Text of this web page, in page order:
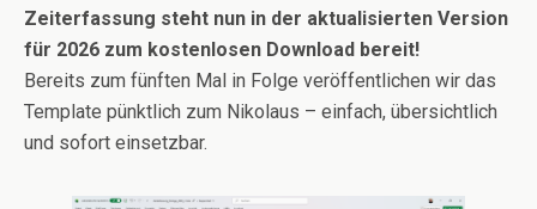
Zeiterfassung steht nun in der aktualisierten Version
für 2026 zum kostenlosen Download bereit!
Bereits zum fünften Mal in Folge veröffentlichen wir das
Template pünktlich zum Nikolaus – einfach, übersichtlich
und sofort einsetzbar.